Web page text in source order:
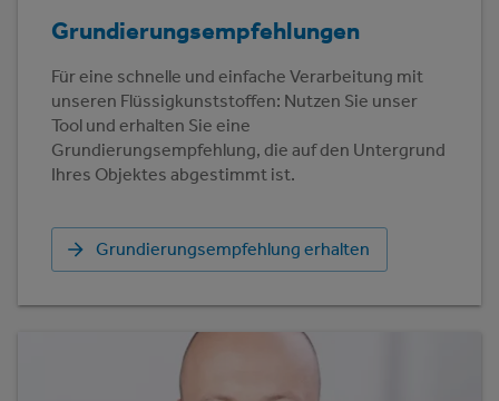
Grundierungsempfehlungen
Für eine schnelle und einfache Verarbeitung mit
unseren Flüssigkunststoffen: Nutzen Sie unser
Tool und erhalten Sie eine
Grundierungsempfehlung, die auf den Untergrund
Ihres Objektes abgestimmt ist.
Grundierungsempfehlung erhalten